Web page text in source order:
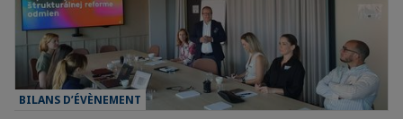
BILANS D’ÉVÈNEMENT